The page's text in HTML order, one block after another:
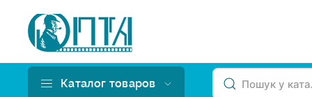
Каталог товаров